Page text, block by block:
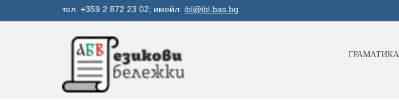
тел. +359 2 872 23 02; имейл: ibl@ibl.bas.bg
ГРАМАТИКА